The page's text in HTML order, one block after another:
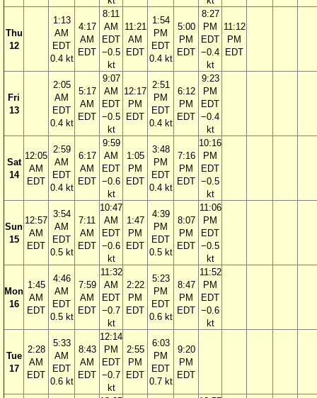
Thu
12
1:13
AM
EDT
0.4 kt
4:17
AM
EDT
8:11
AM
EDT
−0.5
kt
11:21
AM
EDT
1:54
PM
EDT
0.4 kt
5:00
PM
EDT
8:27
PM
EDT
−0.4
kt
11:12
PM
EDT
Fri
13
2:05
AM
EDT
0.4 kt
5:17
AM
EDT
9:07
AM
EDT
−0.5
kt
12:17
PM
EDT
2:51
PM
EDT
0.4 kt
6:12
PM
EDT
9:23
PM
EDT
−0.4
kt
Sat
14
12:05
AM
EDT
2:59
AM
EDT
0.4 kt
6:17
AM
EDT
9:59
AM
EDT
−0.6
kt
1:05
PM
EDT
3:48
PM
EDT
0.4 kt
7:16
PM
EDT
10:16
PM
EDT
−0.5
kt
Sun
15
12:57
AM
EDT
3:54
AM
EDT
0.5 kt
7:11
AM
EDT
10:47
AM
EDT
−0.6
kt
1:47
PM
EDT
4:39
PM
EDT
0.5 kt
8:07
PM
EDT
11:06
PM
EDT
−0.5
kt
Mon
16
1:45
AM
EDT
4:46
AM
EDT
0.5 kt
7:59
AM
EDT
11:32
AM
EDT
−0.7
kt
2:22
PM
EDT
5:23
PM
EDT
0.6 kt
8:47
PM
EDT
11:52
PM
EDT
−0.6
kt
Tue
17
2:28
AM
EDT
5:33
AM
EDT
0.6 kt
8:43
AM
EDT
12:14
PM
EDT
−0.7
kt
2:55
PM
EDT
6:03
PM
EDT
0.7 kt
9:20
PM
EDT